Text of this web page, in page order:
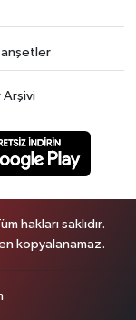
Arşivi
hakları saklıdır.
kopyalanamaz.